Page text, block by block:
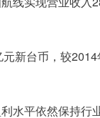
航线实现营业收入
元新台币，较2014
水平依然保持行